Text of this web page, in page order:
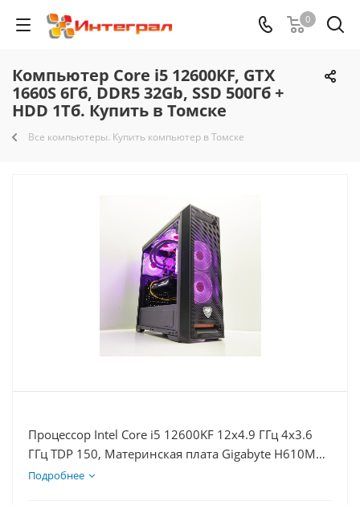
0
Компьютер Core i5 12600KF, GTX
1660S 6Гб, DDR5 32Gb, SSD 500Гб +
HDD 1Тб. Купить в Томске
Все компьютеры. Купить компьютер в Томске
Процессор Intel Core i5 12600KF 12x4.9 ГГц 4x3.6
ГГц TDP 150, Материнская плата Gigabyte H610M
S2H V2, Видеокарта GTX 1660S 6Гб, Память
Подробнее